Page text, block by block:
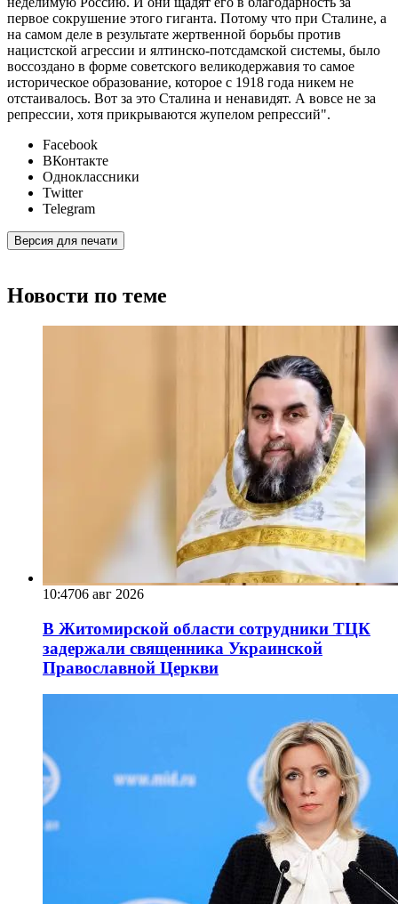
первое сокрушение этого гиганта. Потому что при Сталине, а
на самом деле в результате жертвенной борьбы против
нацистской агрессии и ялтинско-потсдамской системы, было
воссоздано в форме советского великодержавия то самое
историческое образование, которое с 1918 года никем не
отстаивалось. Вот за это Сталина и ненавидят. А вовсе не за
репрессии, хотя прикрываются жупелом репрессий".
Facebook
ВКонтакте
Одноклассники
Twitter
Telegram
Версия для печати
Новости по теме
10:4706 авг 2026
В Житомирской области сотрудники ТЦК
задержали священника Украинской
Православной Церкви